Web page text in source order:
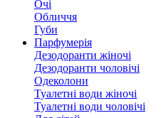
Очі
Обличчя
Губи
Парфумерія
Дезодоранти жіночі
Дезодоранти чоловічі
Одеколони
Туалетні води жіночі
Туалетні води чоловічі